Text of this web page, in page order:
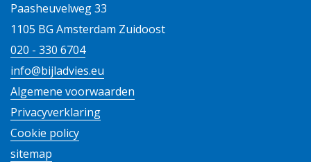
Paasheuvelweg 33
1105 BG Amsterdam Zuidoost
020 - 330 6704
info@bijladvies.eu
Algemene voorwaarden
Privacyverklaring
Cookie policy
sitemap